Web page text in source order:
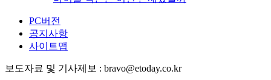
PC버전
공지사항
사이트맵
보도자료 및 기사제보 : bravo@etoday.co.kr